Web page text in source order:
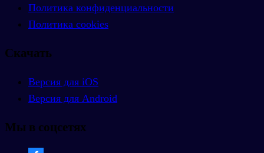
Политика конфиденциальности
Политика cookies
Скачать
Версия для iOS
Версия для Android
Мы в соцсетях